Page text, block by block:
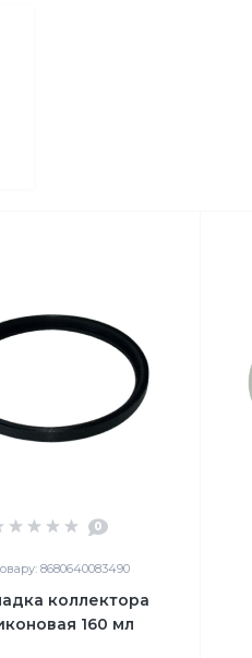
0
8680640083490
коллектора
160 мл